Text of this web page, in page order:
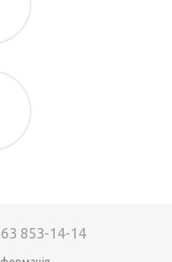
853-14-14